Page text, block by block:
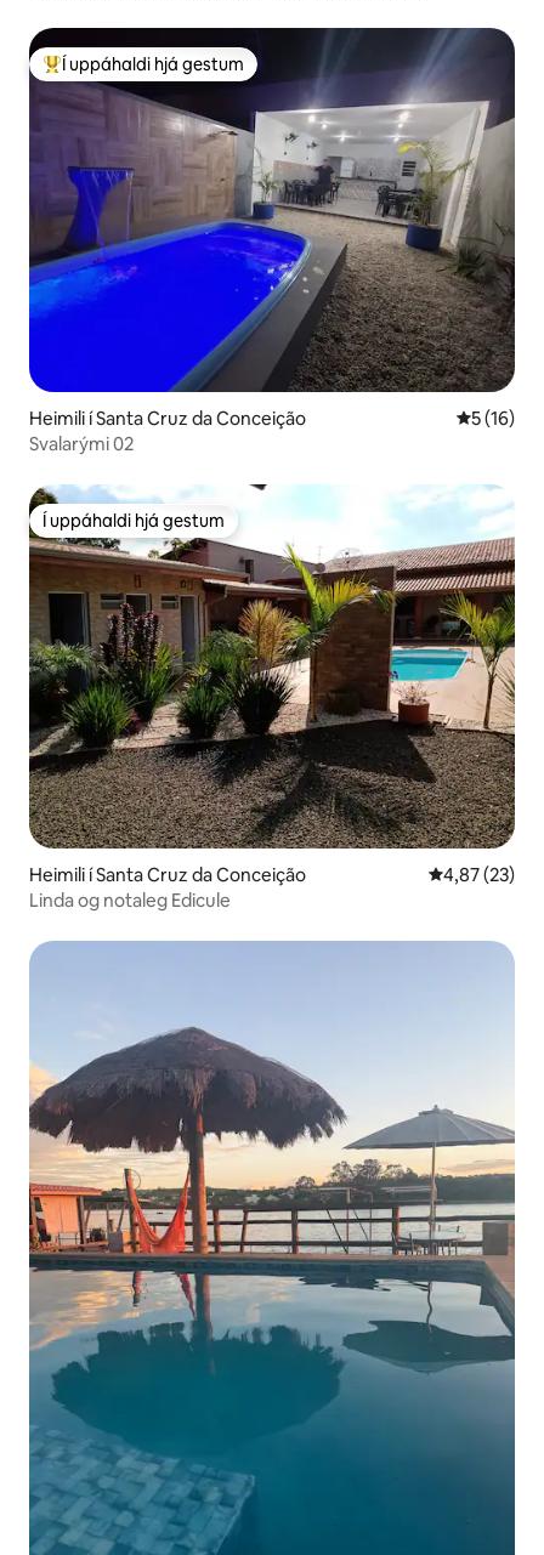
Í mestu uppáhaldi hjá gestum
Í uppáhaldi hjá gestum
Heimili í Santa Cruz da Conceição 5 af 5 í
5 (16)
Svalarými 02
Í uppáhaldi hjá gestum
Í uppáhaldi hjá gestum
Heimili í Santa Cruz da Conceição 4,87 af 5 í
4,87 (23)
Linda og notaleg Edicule